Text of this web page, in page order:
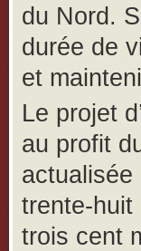
du Nord.
durée de
et
Le projet
au profit
trente-huit
trois cent